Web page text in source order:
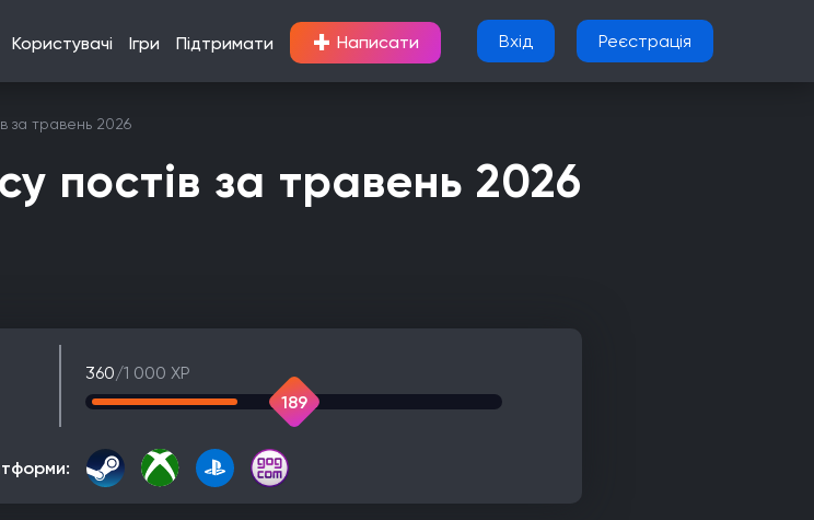
Користувачі Ігри Підтримати + Написати Вхід Реєстрація
за травень 2026
постів за травень 2026
360/1 000 XP
189